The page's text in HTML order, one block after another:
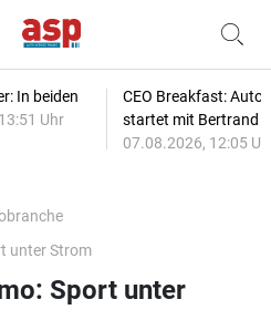
In beiden
Uhr
CEO Breakfast:
startet mit Bertrand
07.08.2026, 12:05
unter Strom
Sport unter